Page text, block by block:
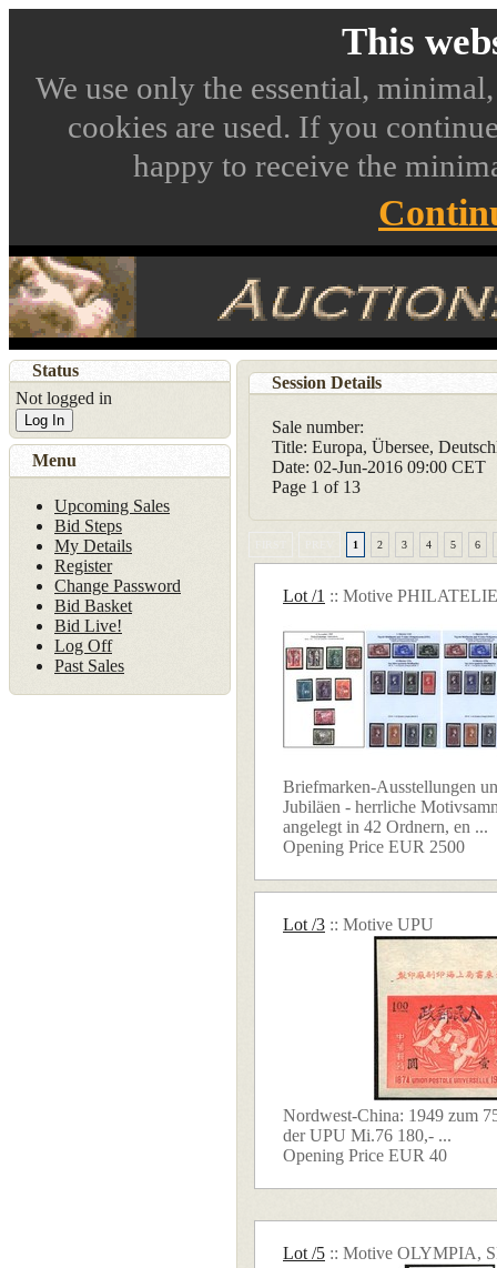
This
We use only the essential,
cookies are used. If you
happy to receive the
Session Details
Sale number:
Title: Europa, Übersee,
Date: 02-Jun-2016 09:00 CET
Page 1 of 13
1 2 3 4 5 6
Lot /1 :: Motive PHILATELIE
Briefmarken-Ausstellungen
Jubiläen - herrliche
angelegt in 42 Ordnern, en ...
Opening Price EUR 2500
Lot /3 :: Motive UPU
Nordwest-China: 1949 zum
der UPU Mi.76 180,- ...
Opening Price EUR 40
Lot /5 :: Motive OLYMPIA,
Status
Not logged in
Log In
Menu
Upcoming Sales
Bid Steps
My Details
Register
Change Password
Bid Basket
Bid Live!
Log Off
Past Sales